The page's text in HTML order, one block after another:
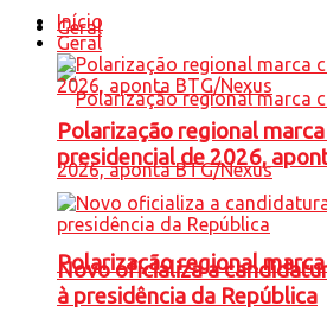
Geral
Polarização regional
Início
Geral
Polarização regional
presidencial de 2026,
Novo oficializa a
à presidência da República